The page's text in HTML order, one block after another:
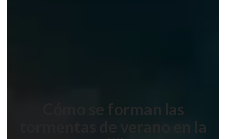
Cómo se forman las
tormentas de verano en la